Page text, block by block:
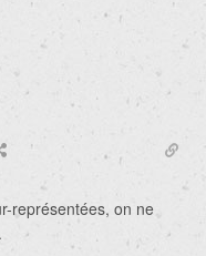
représentées, on ne